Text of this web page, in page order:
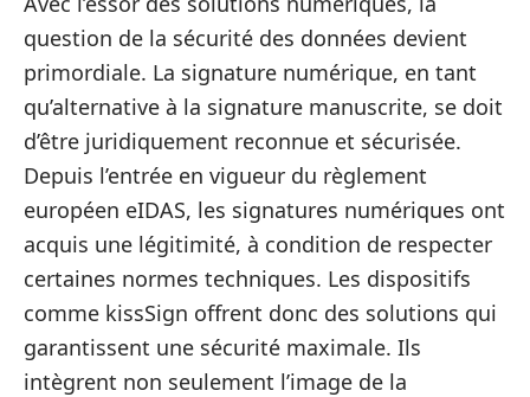
question de la sécurité des données devient
primordiale. La signature numérique, en tant
qu’alternative à la signature manuscrite, se doit
d’être juridiquement reconnue et sécurisée.
Depuis l’entrée en vigueur du règlement
européen eIDAS, les signatures numériques ont
acquis une légitimité, à condition de respecter
certaines normes techniques. Les dispositifs
comme kissSign offrent donc des solutions qui
garantissent une sécurité maximale. Ils
intègrent non seulement l’image de la